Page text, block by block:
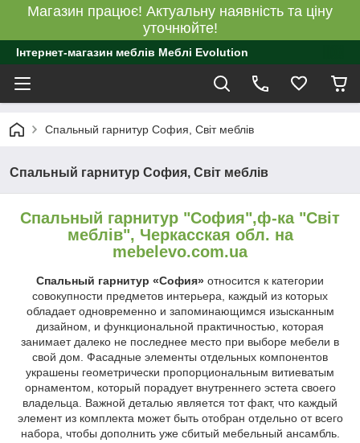
Магазин працює! Актуальну наявність та ціну
уточнюйте!
Інтернет-магазин меблів Меблі Evolution
Спальный гарнитур София, Світ меблів
Спальный гарнитур София, Світ меблів
Спальный гарнитур "София",ф-ка "Світ
меблів", Черкасская обл. на
mebelevo.com.ua
Спальный гарнитур «София» относится к категории
совокупности предметов интерьера, каждый из которых
обладает одновременно и запоминающимся изысканным
дизайном, и функциональной практичностью, которая
занимает далеко не последнее место при выборе мебели в
свой дом. Фасадные элементы отдельных компонентов
украшены геометрически пропорциональным витиеватым
орнаментом, который порадует внутреннего эстета своего
владельца. Важной деталью является тот факт, что каждый
элемент из комплекта может быть отобран отдельно от всего
набора, чтобы дополнить уже сбитый мебельный ансамбль.